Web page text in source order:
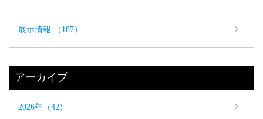
展示情報 （187）
アーカイブ
2026年（42）